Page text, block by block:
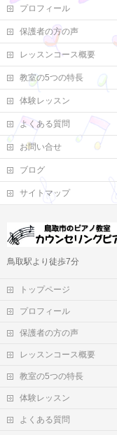
プロフィール
保護者の方の声
レッスンコース概要
教室の5つの特長
体験レッスン
よくある質問
お問い合せ
ブログ
サイトマップ
鳥取駅より徒歩7分
トップページ
プロフィール
保護者の方の声
レッスンコース概要
教室の5つの特長
体験レッスン
よくある質問